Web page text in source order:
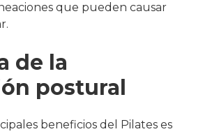
que pueden causar
de la
postural
beneficios del Pilates es